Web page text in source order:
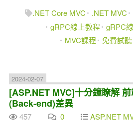
.NET Core MVC
.NET MVC
gRPC線上教程
gRPC
MVC課程
免費試聽
2024-02-07
[ASP.NET MVC]十分鐘瞭解
(Back-end)差異
457 0 ASP.NET